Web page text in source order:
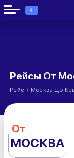
€
Рейсы От
Рейс › Москва До
От
МОСКВА